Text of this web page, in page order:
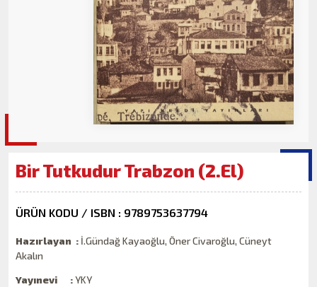
Bir Tutkudur Trabzon (2.El)
ÜRÜN KODU / ISBN : 9789753637794
Hazırlayan : İ.Gündağ Kayaoğlu, Öner Civaroğlu, Cüneyt
Akalın
Yayınevi :YKY